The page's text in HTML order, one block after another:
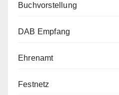
Buchvorstellung
DAB Empfang
Ehrenamt
Festnetz